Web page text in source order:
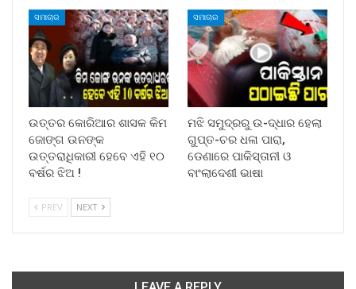
ସମାଚାର
ଉତ୍ତର କୋରିଆର ଶାସକ କିମ
ଜୋଙ୍ଗ ଉନଙ୍କ
ଉତ୍ତରାଧିକାରୀ ହେବେ ଏହି ୧୦
ବର୍ଷର ଝିଅ !
ସମାଚାର
ମଝି ସମୁଦ୍ରରୁ ଉ-ଦ୍ଧାର ହେଲା
ଗୁପ୍ତ-ଚର ଧଳା ପାରା,
ଡେଣାରେ ପାକିସ୍ତାନୀ ଓ
ବାଂଲାଦେଶୀ ଭାଷା
PREV NEXT